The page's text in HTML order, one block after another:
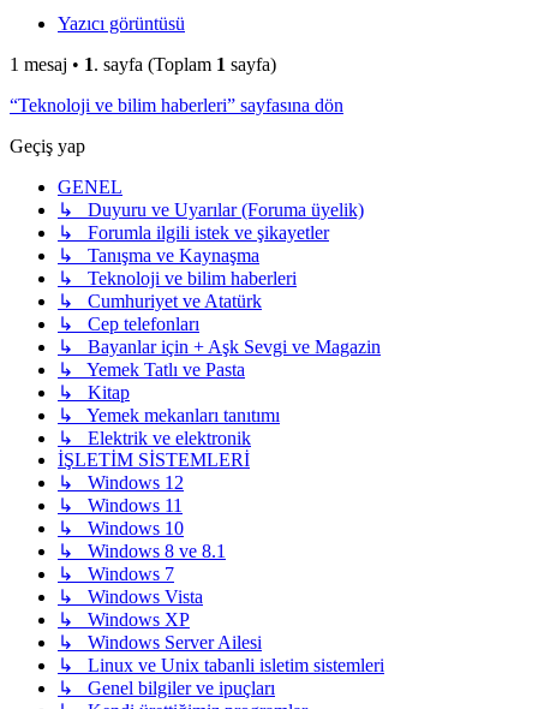
Yazıcı görüntüsü
1 mesaj • 1. sayfa (Toplam 1 sayfa)
“Teknoloji ve bilim haberleri” sayfasına dön
Geçiş yap
GENEL
↳ Duyuru ve Uyarılar (Foruma üyelik)
↳ Forumla ilgili istek ve şikayetler
↳ Tanışma ve Kaynaşma
↳ Teknoloji ve bilim haberleri
↳ Cumhuriyet ve Atatürk
↳ Cep telefonları
↳ Bayanlar için + Aşk Sevgi ve Magazin
↳ Yemek Tatlı ve Pasta
↳ Kitap
↳ Yemek mekanları tanıtımı
↳ Elektrik ve elektronik
İŞLETİM SİSTEMLERİ
↳ Windows 12
↳ Windows 11
↳ Windows 10
↳ Windows 8 ve 8.1
↳ Windows 7
↳ Windows Vista
↳ Windows XP
↳ Windows Server Ailesi
↳ Linux ve Unix tabanli isletim sistemleri
↳ Genel bilgiler ve ipuçları